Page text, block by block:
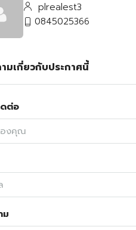
plrealest3
0845025366
มเกี่ยวกับประกาศนี้
ต่อ
ม